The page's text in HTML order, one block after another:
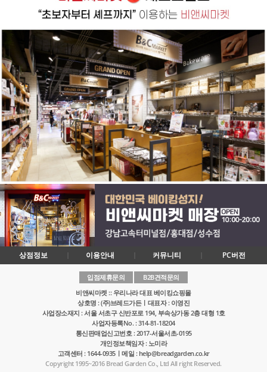
상점정보 이용안내 커뮤니티 PC버전
입점제휴문의
B2B견적문의
비앤씨마켓 :: 우리나라 대표 베이킹쇼핑몰
상호명 : (주)브레드가든ㅣ대표자 : 이영진
사업장소재지 : 서울 서초구 신반포로 194, 부속상가동 2층 대형 1호
사업자등록No. : 314-81-18204
통신판매업신고번호 : 2017-서울서초-0195
개인정보책임자 : 노미라
고객센터 : 1644-0935ㅣ메일 : help@breadgarden.co.kr
Copyright 1995~2016 Bread Garden Co., Ltd All right Reserved.